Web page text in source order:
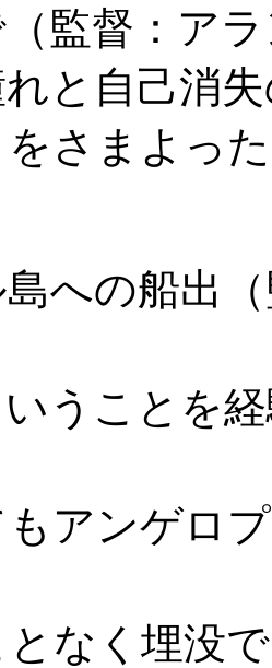
監督：ア
と自己消
をさまよっ
への船出
いうことを
もアンゲロ
なく埋没